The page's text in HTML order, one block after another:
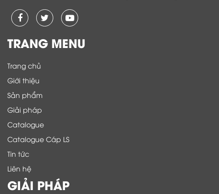
TRANG MENU
Trang chủ
Giới thiệu
Sản phẩm
Giải pháp
Catalogue
Catalogue Cáp LS
Tin tức
Liên hệ
GIẢI PHÁP